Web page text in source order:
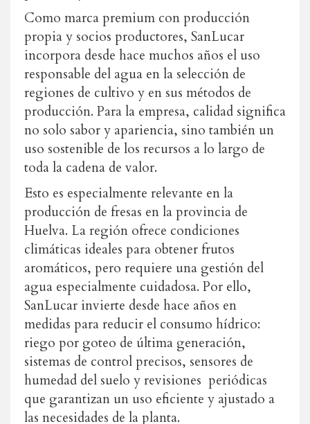
Como marca premium con producción
propia y socios productores, SanLucar
incorpora desde hace muchos años el uso
responsable del agua en la selección de
regiones de cultivo y en sus métodos de
producción. Para la empresa, calidad significa
no solo sabor y apariencia, sino también un
uso sostenible de los recursos a lo largo de
toda la cadena de valor.
Esto es especialmente relevante en la
producción de fresas en la provincia de
Huelva. La región ofrece condiciones
climáticas ideales para obtener frutos
aromáticos, pero requiere una gestión del
agua especialmente cuidadosa. Por ello,
SanLucar invierte desde hace años en
medidas para reducir el consumo hídrico:
riego por goteo de última generación,
sistemas de control precisos, sensores de
humedad del suelo y revisiones periódicas
que garantizan un uso eficiente y ajustado a
las necesidades de la planta.